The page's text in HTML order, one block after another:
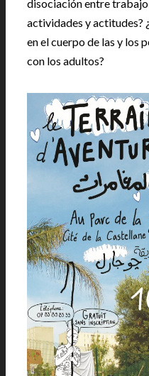
disociación entre
actividades y actitudes?
en el cuerpo de las y los
con los adultos?